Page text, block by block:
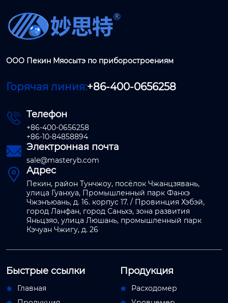
ООО Пекин Мяосытэ по приборостроениям
Горячая линия:+86-400-0656258
 Телефон
+86-400-0656258
+86-10-84858894
 Электронная почта
sale@masteryb.com
 Адрес
Пекин, район Тунчжоу, посёлок Чжанцзявань,
улица Гуанхуа, Промышленный парк Фанхэ
Чжэнъюань, д. 16. корпус 17. / Провинция Хэбэй,
город Ланфан, город Саньхэ, зона развития
Яньцзяо, улица Люшань, промышленный парк
Кэчуан Чжигу, д. 26
Быстрые ссылки
 Главная
Продукция
 Расходомер